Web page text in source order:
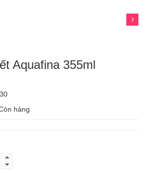
Aquafina 355ml
hàng